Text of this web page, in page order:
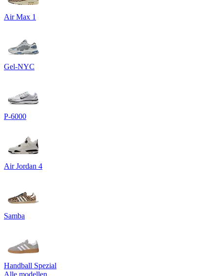
Air Max 1
Gel-NYC
P-6000
Air Jordan 4
Samba
Handball Spezial
Alle modellen